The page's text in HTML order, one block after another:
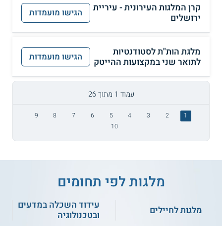
קרן המלגות העירונית - עיריית
ירושלים
הגישו מועמדות
מלגת הות"ת לסטודנטיות
לתואר שני במקצועות ההייטק
הגישו מועמדות
עמוד 1 מתוך 26
1
2
3
4
5
6
7
8
9
10
מלגות לפי תחומים
מלגות לחיילים
עידוד השכלה במדעים
ובטכנולוגיה